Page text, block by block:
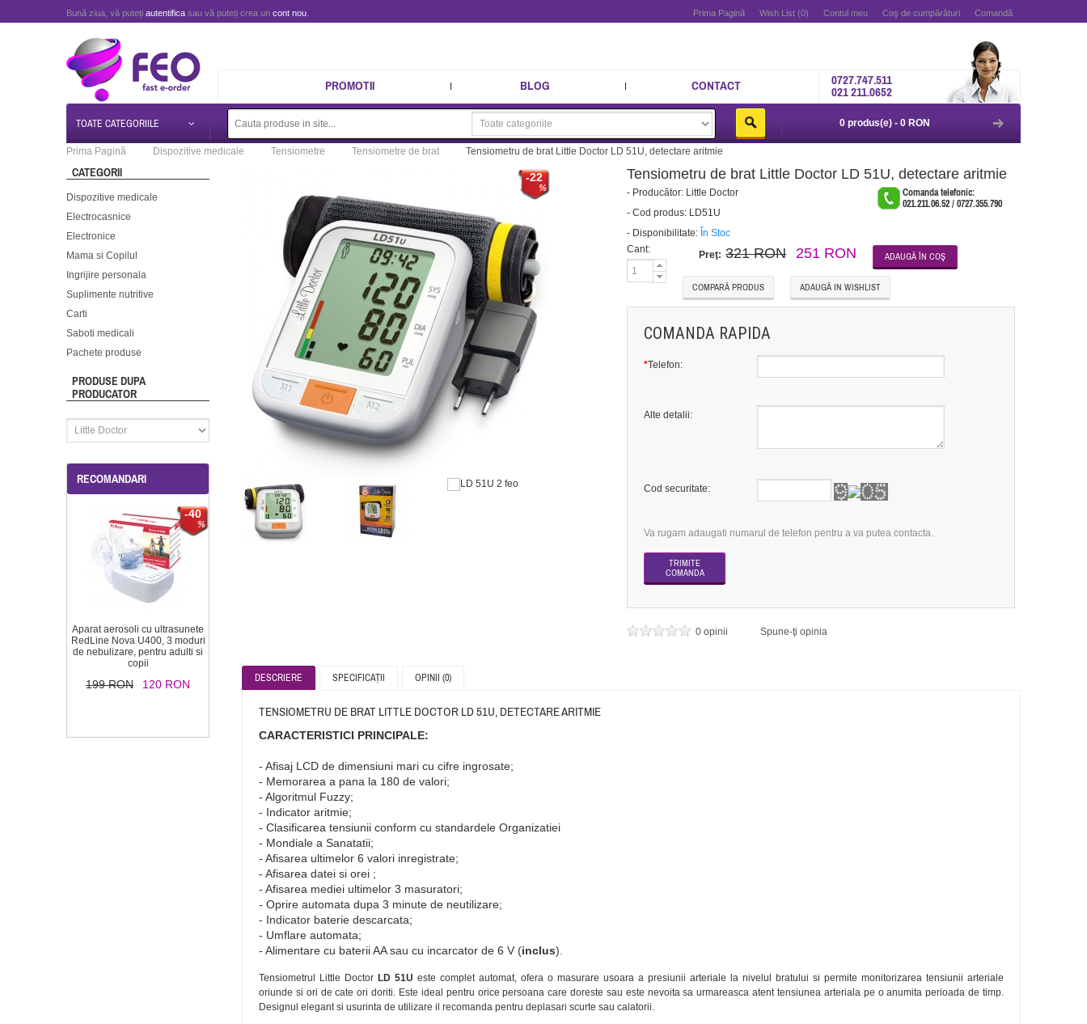
Bună ziua, vă puteți autentifica sau vă puteți crea un cont nou Prima Pagină Wish List (0) Contul meu Coş de cumpărături Comandă
0727.747.511
021 211.0652
CONTACT
BLOG
PROMOTII
0 produs(e) - 0 RON
TOATE CATEGORIILE
Prima Pagină Dispozitive medicale Tensiometre Tensiometre de brat Tensiometru de brat Little Doctor LD 51U, detectare aritmie
CATEGORII
Dispozitive medicale
Electrocasnice
Electronice
Mama si Copilul
Ingrijire personala
Suplimente nutritive
Carti
Saboti medicali
Pachete produse
PRODUSE DUPA
PRODUCATOR
RECOMANDARI
-40
Aparat aerosoli cu ultrasunete
RedLine Nova U400, 3 moduri
de nebulizare, pentru adulti si
copii
199 RON 120 RON
-22 Tensiometru de brat Little Doctor LD 51U, detectare aritmie
Comanda telefonic:
021.211.06.52 / 0727.355.790
- Producător: Little Doctor
-Cod produs: LD51U
- Disponibilitate: În Stoc
Cant:
Preţ: 321 RON 251 RON
COMPARĂ PRODUS ADAUGĂ IN WISHLIST
COMANDA RAPIDA
*Telefon:
Alte detalii:
Cod securitate:
Va rugam adaugati numarul de telefon pentru a va putea contacta.
0 opinii Spune-ţi opinia
DESCRIERE SPECIFICAŢII OPINII (0)
TENSIOMETRU DE BRAT LITTLE DOCTOR LD 51U, DETECTARE ARITMIE
CARACTERISTICI PRINCIPALE:
- Afisaj LCD de dimensiuni mari cu cifre ingrosate;
- Memorarea a pana la 180 de valori;
- Algoritmul Fuzzy;
- Indicator aritmie;
- Clasificarea tensiunii conform cu standardele Organizatiei
- Mondiale a Sanatatii;
- Afisarea ultimelor 6 valori inregistrate;
- Afisarea datei si orei ;
- Afisarea mediei ultimelor 3 masuratori;
- Oprire automata dupa 3 minute de neutilizare;
- Indicator baterie descarcata;
- Umflare automata;
- Alimentare cu baterii AA sau cu incarcator de 6 V (inclus).
Tensiometrul Little Doctor LD 51U este complet automat, ofera o masurare usoara a presiunii arteriale la nivelul bratului si permite monitorizarea tensiunii arteriale
oriunde si ori de cate ori doriti. Este ideal pentru orice persoana care doreste sau este nevoita sa urmareasca atent tensiunea arteriala pe o anumita perioada de timp.
Designul elegant si usurinta de utilizare il recomanda pentru deplasari scurte sau calatorii.